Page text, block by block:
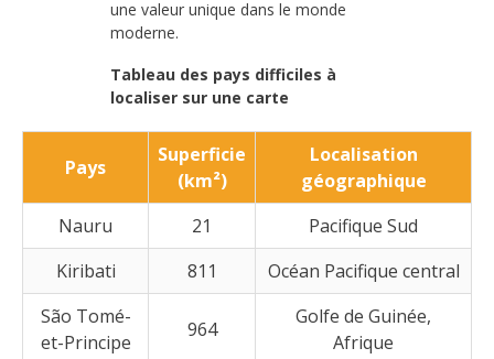
une valeur unique dans le monde
moderne.
Tableau des pays difficiles à
localiser sur une carte
Pays
Superficie
(km²)
Localisation
géographique
Nauru
21
Pacifique Sud
Kiribati
811
Océan Pacifique central
São Tomé-
et-Principe
964
Golfe de Guinée,
Afrique